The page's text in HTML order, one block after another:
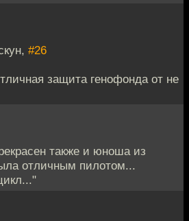
#26
защита генофонда от не
также и юноша из
отличным пилотом...